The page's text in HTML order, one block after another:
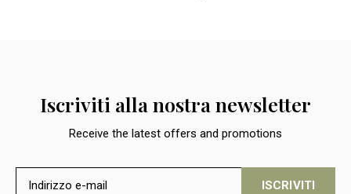
Iscriviti alla nostra newsletter
Receive the latest offers and promotions
ISCRIVITI